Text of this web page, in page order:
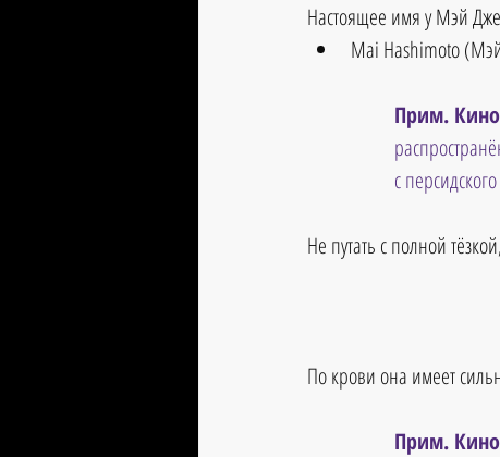
Настоящее имя у Мэй
Mai Hashimoto
Прим.
с
Не путать с полной
По крови она имеет
Прим.